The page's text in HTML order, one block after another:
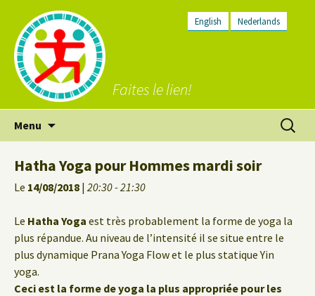
English Nederlands
Faites le lien!
Menu
Hatha Yoga pour Hommes mardi soir
Le 14/08/2018 | 20:30 - 21:30
Le Hatha Yoga est très probablement la forme de yoga la
plus répandue. Au niveau de l’intensité il se situe entre le
plus dynamique Prana Yoga Flow et le plus statique Yin
yoga.
Ceci est la forme de yoga la plus appropriée pour les